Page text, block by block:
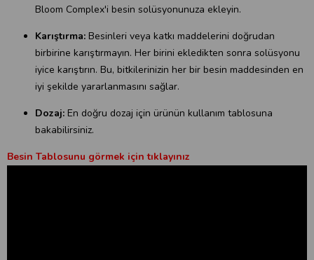
Bloom Complex'i besin solüsyonunuza ekleyin.
Karıştırma: Besinleri veya katkı maddelerini doğrudan
birbirine karıştırmayın. Her birini ekledikten sonra solüsyonu
iyice karıştırın. Bu, bitkilerinizin her bir besin maddesinden en
iyi şekilde yararlanmasını sağlar.
Dozaj: En doğru dozaj için ürünün kullanım tablosuna
bakabilirsiniz.
Besin Tablosunu görmek için tıklayınız